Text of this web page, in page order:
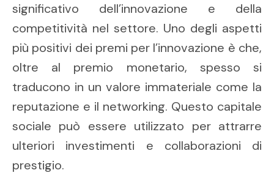
significativo dell’innovazione e della
competitività nel settore. Uno degli aspetti
più positivi dei premi per l’innovazione è che,
oltre al premio monetario, spesso si
traducono in un valore immateriale come la
reputazione e il networking. Questo capitale
sociale può essere utilizzato per attrarre
ulteriori investimenti e collaborazioni di
prestigio.